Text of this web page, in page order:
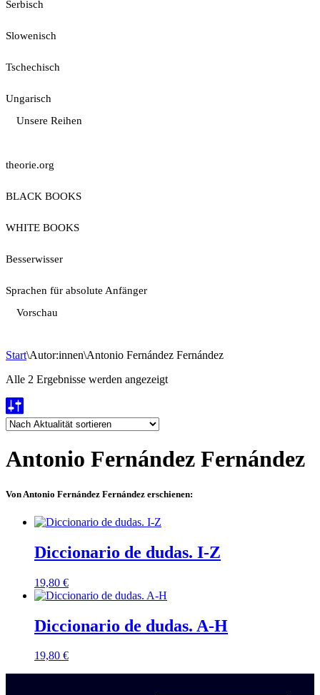
Serbisch
Slowenisch
Tschechisch
Ungarisch
Unsere Reihen
theorie.org
BLACK BOOKS
WHITE BOOKS
Besserwisser
Sprachen für absolute Anfänger
Vorschau
Start\Autor:innen\Antonio Fernández Fernández
Alle 2 Ergebnisse werden angezeigtNach
Antonio Fernández Fernández
Von Antonio Fernández Fernández erschienen:
Diccionario de dudas. I-Z
19,80 €
Diccionario de dudas. A-H
19,80 €